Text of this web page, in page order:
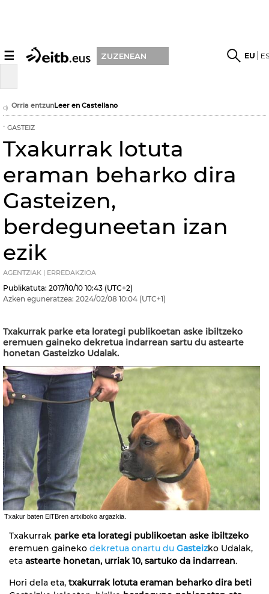
☰ ZUZENEAN EU
Orria entzunLeer en Castellano
GASTEIZ
Txakurrak lotuta
eraman beharko dira
Gasteizen,
berdeguneetan izan
ezik
AGENTZIAK | ERREDAKZIOA
Publikatuta: 2017/10/10 10:43 (UTC+2)
Azken eguneratzea: 2024/02/08 10:04 (UTC+1)
Txakurrak parke eta lorategi publikoetan aske ibiltzeko
eremuen gaineko dekretua indarrean sartu du astearte
honetan Gasteizko Udalak.
Txakur baten EiTBren artxiboko argazkia.
Txakurrak parke eta lorategi publikoetan aske ibiltzeko
eremuen gaineko dekretua onartu du Gasteizko Udalak,
eta astearte honetan, urriak 10, sartuko da indarrean.
Hori dela eta, txakurrak lotuta eraman beharko dira beti